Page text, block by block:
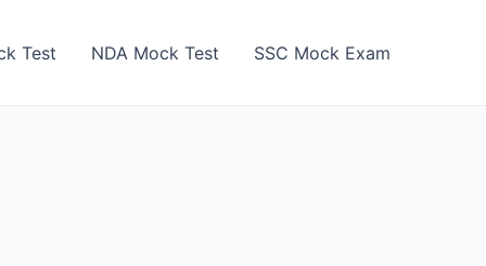
Test NDA Mock Test SSC Mock Exam